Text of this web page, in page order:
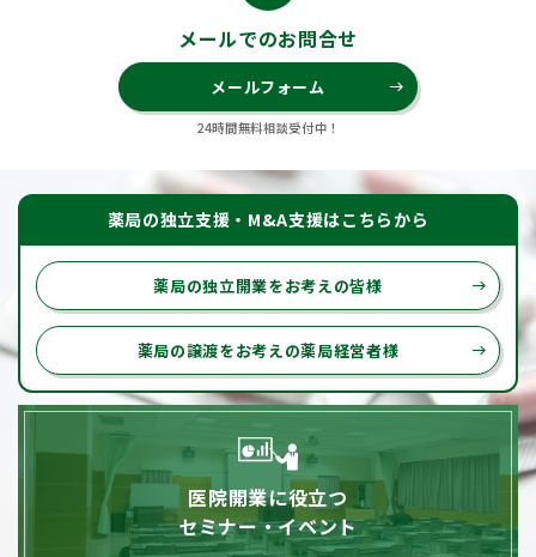
メールでのお問合せ
メールフォーム east
24時間無料相談受付中！
薬局の独立支援・M&A支援はこちらから
薬局の独立開業をお考えの皆様 east
薬局の譲渡をお考えの薬局経営者様 east
医院開業に役立つ
セミナー・イベント